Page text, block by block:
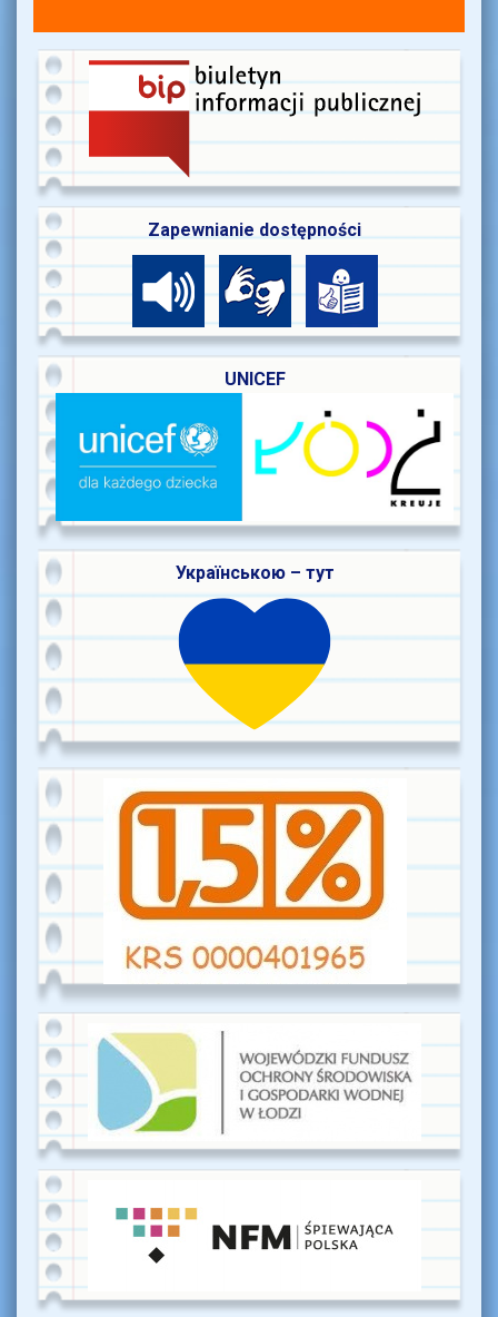
Zapewnianie dostępności
UNICEF
Українською – тут